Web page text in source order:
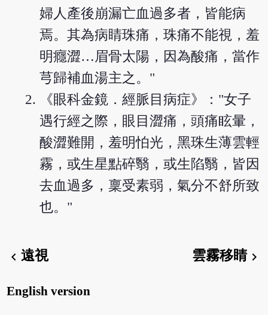
婦人產後崩漏亡血過多者，皆能病
焉。其為病睛珠痛，珠痛不能視，羞
明癮澀…眉骨太陽，因為酸痛，當作
芎歸補血湯主之。"
《眼科金鏡．經脈目病症》："女子
遇行經之際，眼目澀痛，頭痛眩暈，
酸澀難開，羞明怕光，黑珠生薄雲輕
霧，或生星點碎翳，或生陷翳，皆因
去血過多，稟受素弱，氣分不舒所致
也。"
chevron_left遠視 雲霧移睛chevron_right
English version